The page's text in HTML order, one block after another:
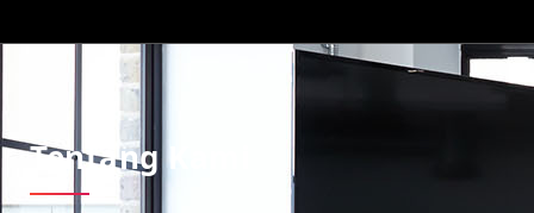
Tentang Kami